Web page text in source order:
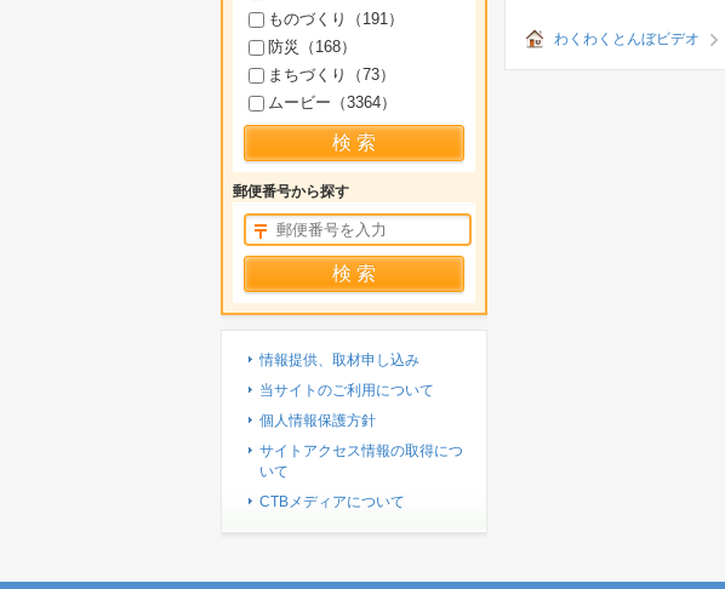
わくわくとんぼビデオ
ものづくり（ 191 ）
防災（ 168）
まちづくり（73）
ムービー（3364）
郵便番号から探す
情報提供、取材申し込み
当サイトのご利用について
個人情報保護方針
サイトアクセス情報の取得につ
いて
CTBメディアについて